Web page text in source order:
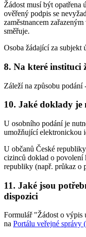
Žádost musí být opatřena
ověřený podpis se
zaměstnancem
směřuje.
Osoba žádající za subjekt
8. Na které instituci
Záleží na způsobu
10. Jaké doklady je
U osobního podání je
umožňující elektronickou
U občanů České
cizinců doklad o povolení
republiky (např. průkaz o
11. Jaké jsou
dispozici
Formulář "Žádost o výpis
na Portálu veřejné správy